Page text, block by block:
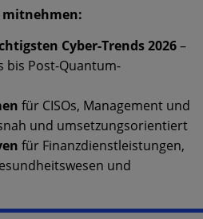
mitnehmen:
Cyber-Trends 2026–
bis Post-Quantum-
für CISOs, Management und
und umsetzungsorientiert
für Finanzdienstleistungen,
und